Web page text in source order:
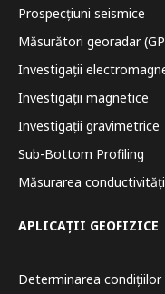
Prospecțiuni seismice
Măsurători georadar
Investigații
Investigații magnetice
Investigații gravimetrice
Sub-Bottom Profiling
Măsurarea
APLICAȚII GEOFIZICE
Determinarea